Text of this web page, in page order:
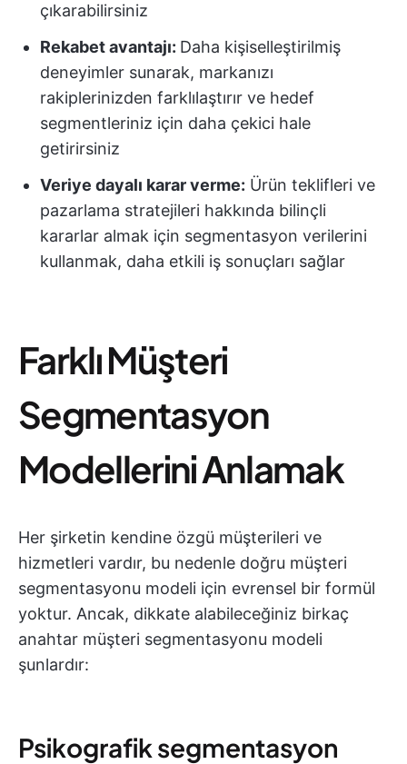
çıkarabilirsiniz
Rekabet avantajı: Daha kişiselleştirilmiş
deneyimler sunarak, markanızı
rakiplerinizden farklılaştırır ve hedef
segmentleriniz için daha çekici hale
getirirsiniz
Veriye dayalı karar verme: Ürün teklifleri ve
pazarlama stratejileri hakkında bilinçli
kararlar almak için segmentasyon verilerini
kullanmak, daha etkili iş sonuçları sağlar
Farklı Müşteri
Segmentasyon
Modellerini Anlamak
Her şirketin kendine özgü müşterileri ve
hizmetleri vardır, bu nedenle doğru müşteri
segmentasyonu modeli için evrensel bir formül
yoktur. Ancak, dikkate alabileceğiniz birkaç
anahtar müşteri segmentasyonu modeli
şunlardır:
Psikografik segmentasyon